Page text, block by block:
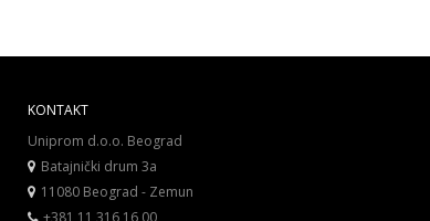
KONTAKT
Uniprom d.o.o. Beograd
Batajnički drum 3a
11080 Beograd - Zemun
+381 11 316 16 00